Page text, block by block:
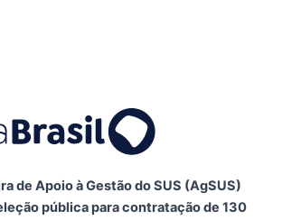
de Apoio à Gestão do SUS (AgSUS)
pública para contratação de 130